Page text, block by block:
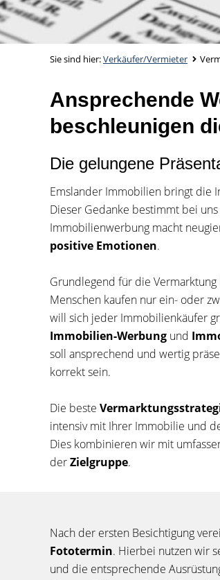
Sie sind hier:Verkäufer/Vermieter
Ansprechende
beschleunigen
Die gelungene
Emslander Immobilien bringt die
Dieser Gedanke bestimmt bei uns
Immobilienwerbung macht
positive Emotionen.
Grundlegend für die
Menschen kaufen nur ein- oder
will sich jeder Immobilienkäufer
Immobilien-Werbung und
soll ansprechend und wertig
korrekt sein.
Die beste
intensiv mit Ihrer Immobilie und
Dies kombinieren wir mit
derZielgruppe.
Nach der ersten Besichtigung
Fototermin. Hierbei nutzen wir
und die entsprechende